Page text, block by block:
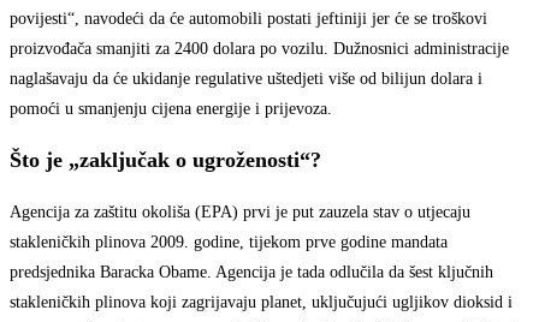
povijesti“, navodeći da će automobili postati jeftiniji jer će se troškovi
proizvođača smanjiti za 2400 dolara po vozilu. Dužnosnici administracije
naglašavaju da će ukidanje regulative uštedjeti više od bilijun dolara i
pomoći u smanjenju cijena energije i prijevoza.
Što je „zaključak o ugroženosti“?
Agencija za zaštitu okoliša (EPA) prvi je put zauzela stav o utjecaju
stakleničkih plinova 2009. godine, tijekom prve godine mandata
predsjednika Baracka Obame. Agencija je tada odlučila da šest ključnih
stakleničkih plinova koji zagrijavaju planet, uključujući ugljikov dioksid i